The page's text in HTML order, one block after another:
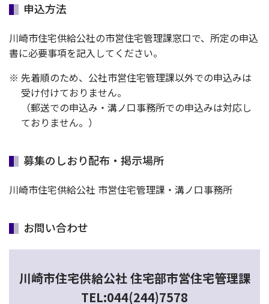
申込方法
川崎市住宅供給公社の市営住宅管理課窓口で、所定の申込
書に必要事項を記入してください。
※ 先着順のため、公社市営住宅管理課以外での申込みは
受け付けておりません。
（郵送での申込み・溝ノ口事務所での申込みは対応し
ておりません。）
募集のしおり配布・掲示場所
川崎市住宅供給公社 市営住宅管理課・溝ノ口事務所
お問い合わせ
川崎市住宅供給公社 住宅部市営住宅管理課
TEL:044(244)7578